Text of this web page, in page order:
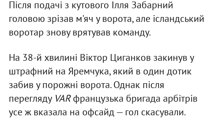
Після подачі з кутового Ілля Забарний
головою зрізав м'яч у ворота, але ісландський
воротар знову врятував команду.
На 38-й хвилині Віктор Циганков закинув у
штрафний на Яремчука, який в один дотик
забив у порожні ворота. Однак після
перегляду VARфранцузька бригада арбітрів
усе ж вказала на офсайд — гол скасували.